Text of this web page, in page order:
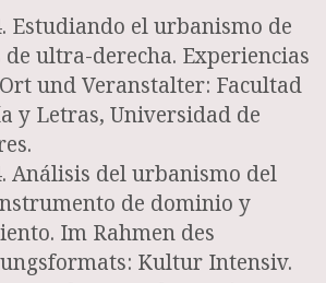
Estudiando el urbanismo de
de ultra-derecha. Experiencias
und Veranstalter: Facultad
y Letras, Universidad de
Análisis del urbanismo del
de dominio y
Im Rahmen des
Kultur Intensiv.